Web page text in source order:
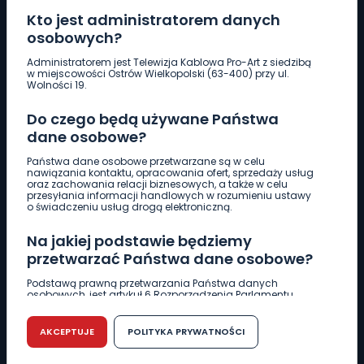
Kto jest administratorem danych
osobowych?
Administratorem jest Telewizja Kablowa Pro-Art z siedzibą
w miejscowości Ostrów Wielkopolski (63-400) przy ul.
Wolności 19.
Do czego będą używane Państwa
dane osobowe?
Państwa dane osobowe przetwarzane są w celu
nawiązania kontaktu, opracowania ofert, sprzedaży usług
oraz zachowania relacji biznesowych, a także w celu
przesyłania informacji handlowych w rozumieniu ustawy
o świadczeniu usług drogą elektroniczną.
Na jakiej podstawie będziemy
przetwarzać Państwa dane osobowe?
Podstawą prawną przetwarzania Państwa danych
osobowych, jest artykuł 6 Rozporządzenia Parlamentu
r. w sprawie ochrony osób fizycznych w związku z
przetwarzaniem danych osobowych w sprawie
swobodnego przepływu takich danych oraz uchylenia
dyrektywy 95/46/WE (RODO).
AKCEPTUJE POLITYKA PRYWATNOŚCI
Pobierz logotyp
661 997 997
REDAKCJA
62 735 22 22redakcja@wlkp24.info
DZIAŁ REKLAMY
62 735 01 85 reklama@wlkp24.info
WIADOMOŚCI
CIEKAWOSTKI